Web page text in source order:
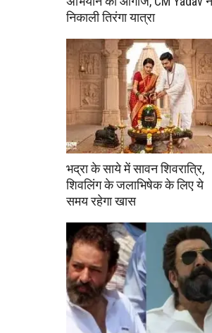
निकाली तिरंगा यात्रा
भद्रा के साये में सावन शिवरात्रि,
शिवलिंग के जलाभिषेक के लिए ये
समय रहेगा खास